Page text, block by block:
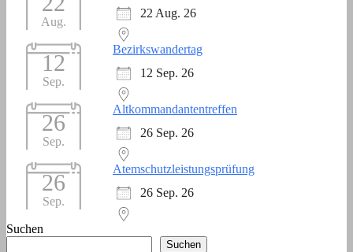
Aug.
22 Aug. 26
12
Sep.
Bezirkswandertag
12 Sep. 26
26
Sep.
Altkommandantentreffen
26 Sep. 26
26
Sep.
Atemschutzleistungsprüfung
26 Sep. 26
Suchen
Suchen